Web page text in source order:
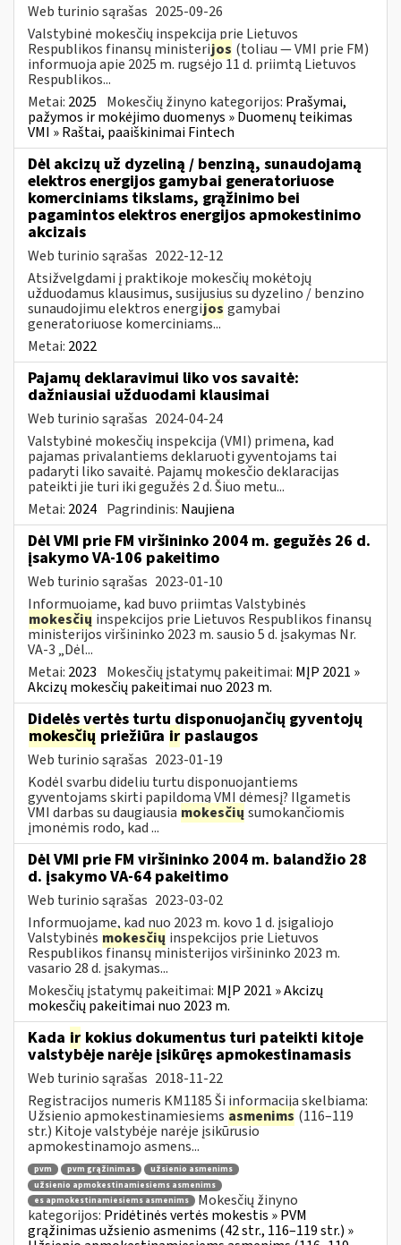
Web turinio sąrašas 2025-09-26
Valstybinė mokesčių inspekcija prie Lietuvos
Respublikos finansų ministerijos (toliau — VMI prie FM)
informuoja apie 2025 m. rugsėjo 11 d. priimtą Lietuvos
Respublikos...
Metai: 2025 Mokesčių žinyno kategorijos: Prašymai,
pažymos ir mokėjimo duomenys » Duomenų teikimas
VMI » Raštai, paaiškinimai Fintech
Dėl akcizų už dyzeliną / benziną, sunaudojamą
elektros energijos gamybai generatoriuose
komerciniams tikslams, grąžinimo bei
pagamintos elektros energijos apmokestinimo
akcizais
Web turinio sąrašas 2022-12-12
Atsižvelgdami į praktikoje mokesčių mokėtojų
užduodamus klausimus, susijusius su dyzelino / benzino
sunaudojimu elektros energijos gamybai
generatoriuose komerciniams...
Metai: 2022
Pajamų deklaravimui liko vos savaitė:
dažniausiai užduodami klausimai
Web turinio sąrašas 2024-04-24
Valstybinė mokesčių inspekcija (VMI) primena, kad
pajamas privalantiems deklaruoti gyventojams tai
padaryti liko savaitė. Pajamų mokesčio deklaracijas
pateikti jie turi iki gegužės 2 d. Šiuo metu...
Metai: 2024 Pagrindinis: Naujiena
Dėl VMI prie FM viršininko 2004 m. gegužės 26 d.
įsakymo VA-106 pakeitimo
Web turinio sąrašas 2023-01-10
Informuojame, kad buvo priimtas Valstybinės
mokesčių inspekcijos prie Lietuvos Respublikos finansų
ministerijos viršininko 2023 m. sausio 5 d. įsakymas Nr.
VA-3 „Dėl...
Metai: 2023 Mokesčių įstatymų pakeitimai: MĮP 2021 »
Akcizų mokesčių pakeitimai nuo 2023 m.
Didelės vertės turtu disponuojančių gyventojų
mokesčių priežiūra ir paslaugos
Web turinio sąrašas 2023-01-19
Kodėl svarbu dideliu turtu disponuojantiems
gyventojams skirti papildomą VMI dėmesį? Ilgametis
VMI darbas su daugiausia mokesčių sumokančiomis
įmonėmis rodo, kad ...
Dėl VMI prie FM viršininko 2004 m. balandžio 28
d. įsakymo VA-64 pakeitimo
Web turinio sąrašas 2023-03-02
Informuojame, kad nuo 2023 m. kovo 1 d. įsigaliojo
Valstybinės mokesčių inspekcijos prie Lietuvos
Respublikos finansų ministerijos viršininko 2023 m.
vasario 28 d. įsakymas...
Mokesčių įstatymų pakeitimai: MĮP 2021 » Akcizų
mokesčių pakeitimai nuo 2023 m.
Kada ir kokius dokumentus turi pateikti kitoje
valstybėje narėje įsikūręs apmokestinamasis
Web turinio sąrašas 2018-11-22
Registracijos numeris KM1185 Ši informacija skelbiama:
Užsienio apmokestinamiesiems asmenims (116–119
str.) Kitoje valstybėje narėje įsikūrusio
apmokestinamojo asmens...
pvm pvm grąžinimas
užsienio asmenims
užsienio apmokestinamiesiems asmenims
es apmokestinamiesiems asmenims
Mokesčių žinyno
kategorijos: Pridėtinės vertės mokestis » PVM
grąžinimas užsienio asmenims (42 str., 116–119 str.) »